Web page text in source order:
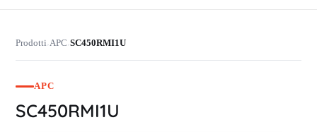
Prodotti›APC›SC450RMI1U
APC
SC450RMI1U